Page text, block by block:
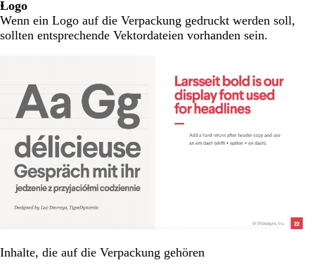
Logo
Wenn ein Logo auf die Verpackung gedruckt werden soll,
sollten entsprechende Vektordateien vorhanden sein.
Inhalte, die auf die Verpackung gehören